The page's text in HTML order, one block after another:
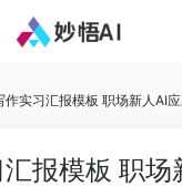
作实习汇报模板 职场新人AI
报模板 职场